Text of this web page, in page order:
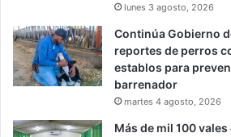
lunes 3 agosto, 2026
Continúa Gobierno
reportes de perros
establos para
barrenador
martes 4 agosto, 2026
Más de mil 100